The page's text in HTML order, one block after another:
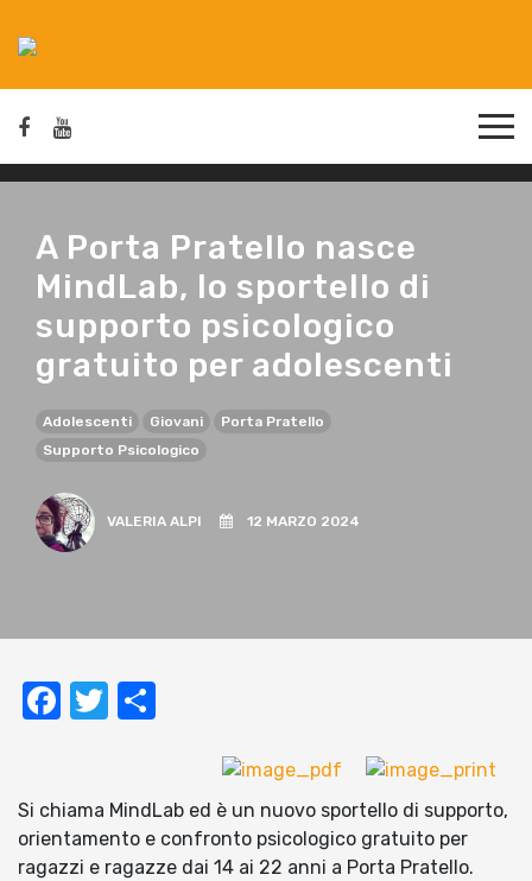
A Porta Pratello nasce
MindLab, lo sportello di
supporto psicologico
gratuito per adolescenti
Adolescenti Giovani
Porta Pratello
Supporto Psicologico
VALERIA ALPI 12 MARZO 2024
Facebook
Twitter
Si chiama MindLab ed è un nuovo sportello di supporto,
orientamento e confronto psicologico gratuito per
ragazzi e ragazze dai 14 ai 22 anni a Porta Pratello.